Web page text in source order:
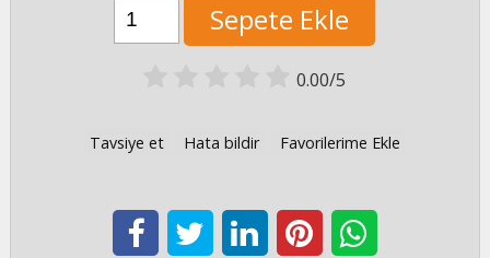
Sepete Ekle
0.00/5
Tavsiye et Hata bildir Favorilerime Ekle